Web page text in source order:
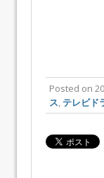
Posted on
ス, テレビド